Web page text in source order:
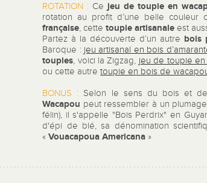
ROTATION : Ce jeu de toupie en
rotation au profit d’une belle couleur
française, cettetoupie artisanale est
Partez à la découverte d’un autre bois
Baroque : jeu artisanal en bois
toupies, voici la Zigzag, jeu de toupie
ou cette autretoupie en bois de
BONUS : Selon le sens du bois et
Wacapou peut ressembler à un
félin), il s'appelle "Bois Perdrix" en
d'épi de blé, sa dénomination
«Vouacapoua Americana »